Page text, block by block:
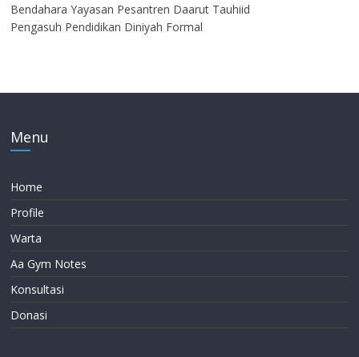
Bendahara Yayasan Pesantren Daarut Tauhiid
Pengasuh Pendidikan Diniyah Formal
Menu
Home
Profile
Warta
Aa Gym Notes
Konsultasi
Donasi